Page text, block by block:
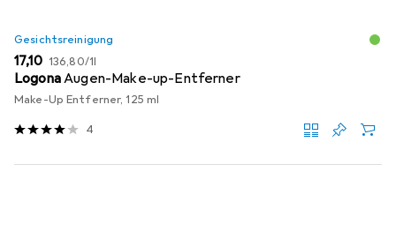
Gesichtsreinigung
EUR
17,10 EUR
136,80/1l
LogonaAugen-Make-up-Entferner
Make-Up Entferner, 125 ml
4